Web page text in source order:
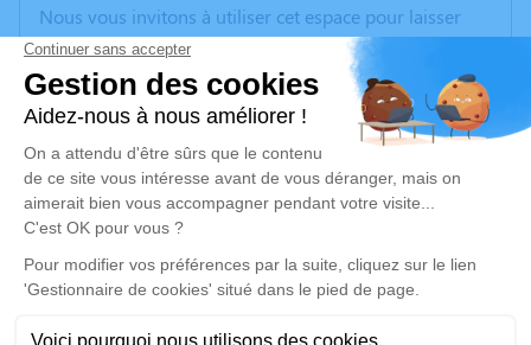
Nous vous invitons à utiliser cet espace pour laisser
vos condoléances, partager des photos souvenirs, une
anecdote ou exprimer vos pensées à travers des
poèmes ou des textes. Cet endroit est un lieu
d'expression dédié à honorer la mémoire d’Alfred
LESCOT.
Un service de plantation d’arbre hommage est
disponible ici.
Je rends hommage